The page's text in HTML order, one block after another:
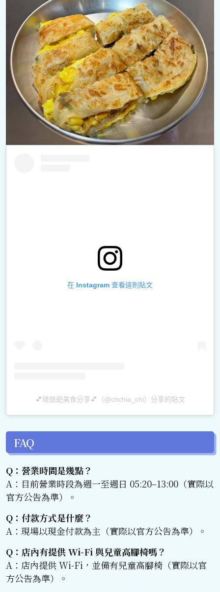
在 Instagram 查看這則貼文
💕琦旅遊美食分享💕（@chchia_chi）分享的貼文
FAQ
Q：營業時間是幾點？
A：目前營業時段為週一至週日 05:20–13:00（實際以
官方公告為準）。
Q：付款方式是什麼？
A：現場以現金付款為主（實際以官方公告為準）。
Q：店內有提供 Wi-Fi 與兒童高腳椅嗎？
A：店內提供 Wi-Fi，並備有兒童高腳椅（實際以官
方公告為準）。